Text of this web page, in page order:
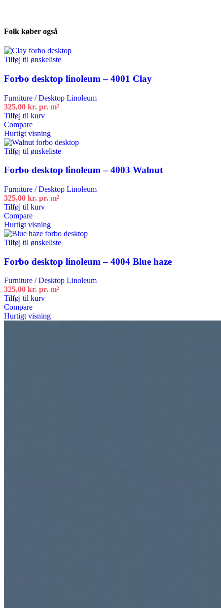
Folk køber også
Tilføj til ønskeliste
Forbo desktop linoleum – 4001 Clay
Furniture / Desktop Linoleum
325,00 kr. pr. m²
Tilføj til kurv
Compare
Hurtigt visning
Tilføj til ønskeliste
Forbo desktop linoleum – 4003 Walnut
Furniture / Desktop Linoleum
325,00 kr. pr. m²
Tilføj til kurv
Compare
Hurtigt visning
Tilføj til ønskeliste
Forbo desktop linoleum – 4004 Blue haze
Furniture / Desktop Linoleum
325,00 kr. pr. m²
Tilføj til kurv
Compare
Hurtigt visning